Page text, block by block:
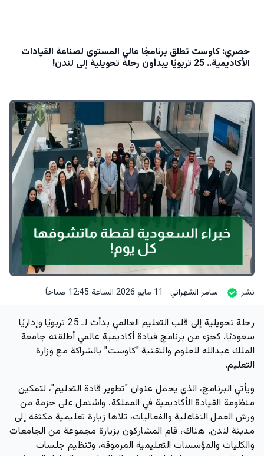
حصري: كاوست تطلق برنامجًا عالي المستوى لصناعة القيادات
الأكاديمية.. 25 تربويًا يبدأون رحلة تحويلية إلى لندن!
نشر: سامر الشهراني 11 مايو 2026 الساعة 12:45 صباحاً
رحلة تحويلية إلى قلب التعليم العالمي بدأت لـ 25 تربويًا وإداريًا
سعوديًا، كجزء من برنامج قيادة أكاديمية عالمي أطلقته جامعة
الملك عبدالله للعلوم والتقنية "كاوست" بالشراكة مع وزارة
التعليم.
ويأتي البرنامج، الذي يحمل عنوان "تطوير قادة التعليم"، لتمكين
منظومة القيادة الأكاديمية في المملكة. واشتمل على حزمة من
ورش العمل التفاعلية والفعاليات، تلاها زيارة تعليمية مكثفة إلى
مدينة لندن. هناك، قام المشاركون بزيارة مجموعة من الجامعات
والكليات والمؤسسات التعليمية المرموقة، وتنظيم جلسات